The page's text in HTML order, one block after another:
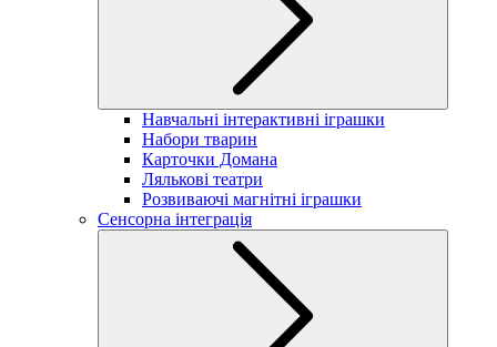
Навчальні інтерактивні іграшки
Набори тварин
Карточки Домана
Лялькові театри
Розвиваючі магнітні іграшки
Сенсорна інтеграція